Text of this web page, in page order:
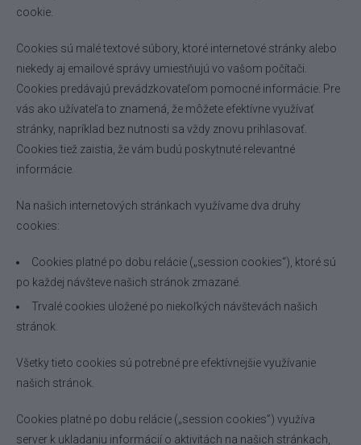
cookie.
Cookies sú malé textové súbory, ktoré internetové stránky alebo
niekedy aj emailové správy umiestňujú vo vašom počítači.
Cookies predávajú prevádzkovateľom pomocné informácie. Pre
vás ako užívateľa to znamená, že môžete efektívne využívať
stránky, napríklad bez nutnosti sa vždy znovu prihlasovať.
Cookies tiež zaistia, že vám budú poskytnuté relevantné
informácie.
Na našich internetových stránkach využívame dva druhy
cookies:
Cookies platné po dobu relácie („session cookies“), ktoré sú
po každej návšteve našich stránok zmazané.
Trvalé cookies uložené po niekoľkých návštevách našich
stránok.
Všetky tieto cookies sú potrebné pre efektívnejšie využívanie
našich stránok.
Cookies platné po dobu relácie („session cookies”) využíva
server k ukladaniu informácií o aktivitách na našich stránkach,